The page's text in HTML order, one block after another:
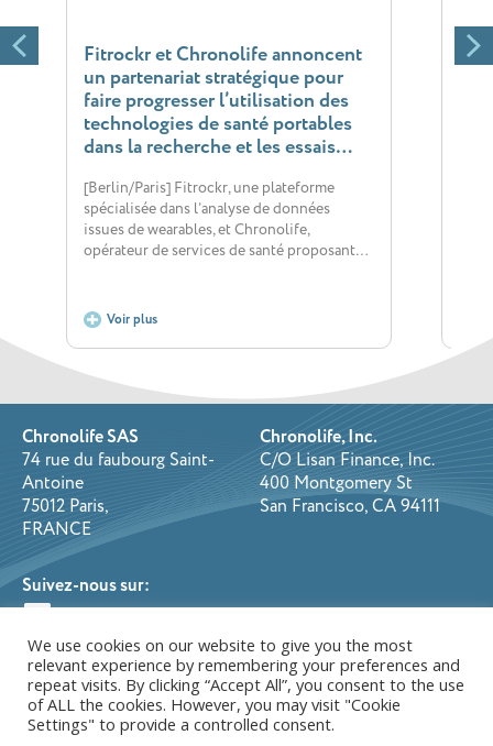
Fitrockr et Chronolife annoncent
un partenariat stratégique pour
faire progresser l’utilisation des
technologies de santé portables
dans la recherche et les essais
[Berlin/Paris] Fitrockr, une plateforme
spécialisée dans l’analyse de données
issues de wearables, et Chronolife,
opérateur de services de santé proposant…
Voir plus
Chronolife SAS
74 rue du faubourg Saint-
Antoine
75012 Paris,
FRANCE
Chronolife, Inc.
C/O Lisan Finance, Inc.
400 Montgomery St
San Francisco, CA 94111
Suivez-nous sur:
Politique de Confidentialité
Conditions Générales d’Utilisation
We use cookies on our website to give you the most
relevant experience by remembering your preferences and
repeat visits. By clicking “Accept All”, you consent to the use
of ALL the cookies. However, you may visit "Cookie
Settings" to provide a controlled consent.